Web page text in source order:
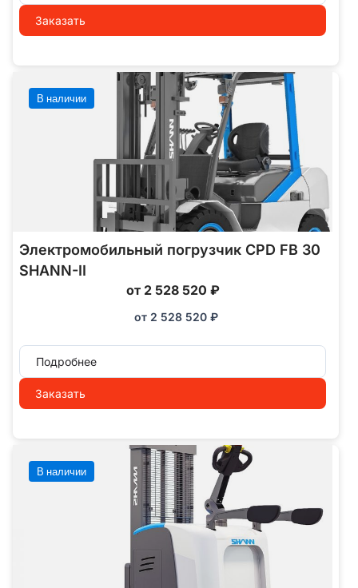
Заказать
В наличии
Электромобильный погрузчик CPD FB 30
SHANN-II
от 2 528 520 ₽
от 2 528 520 ₽
Подробнее
Заказать
В наличии